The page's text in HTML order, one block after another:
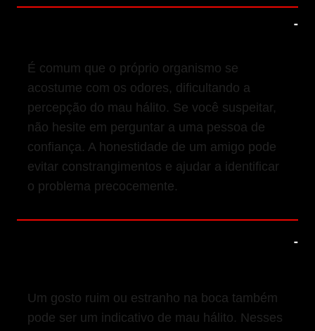
É comum que o próprio organismo se
acostume com os odores, dificultando a
percepção do mau hálito. Se você suspeitar,
não hesite em perguntar a uma pessoa de
confiança. A honestidade de um amigo pode
evitar constrangimentos e ajudar a identificar
o problema precocemente.
Um gosto ruim ou estranho na boca também
pode ser um indicativo de mau hálito. Nesses